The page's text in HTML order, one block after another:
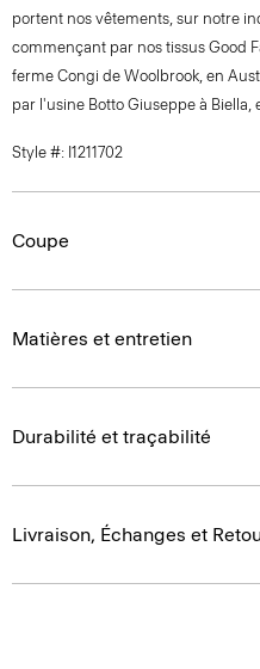
portent nos vêtements, sur notre
commençant par nos tissus Good
ferme Congi de Woolbrook, en
par l'usine Botto Giuseppe à Biella,
Style #: I1211702
Coupe
Matières et entretien
Durabilité et traçabilité
Livraison, Échanges et